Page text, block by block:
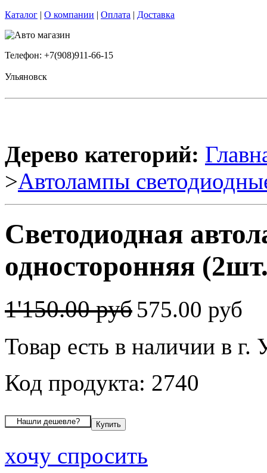
Каталог | О компании | Оплата | Доставка
Телефон: +7(908)911-66-15
Ульяновск
Дерево категорий:
>Автолампы
Светодиодная
односторонняя
1'150.00 руб 575.00 руб
Товар есть в наличии в г.
Код продукта: 2740
хочу спросить